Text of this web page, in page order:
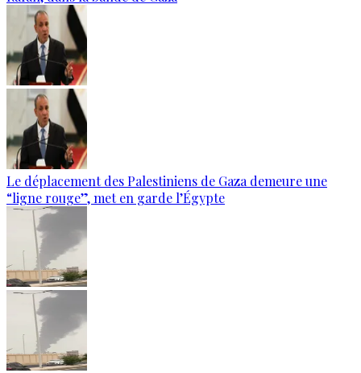
Le déplacement des Palestiniens de Gaza demeure une
“ligne rouge”, met en garde l’Égypte